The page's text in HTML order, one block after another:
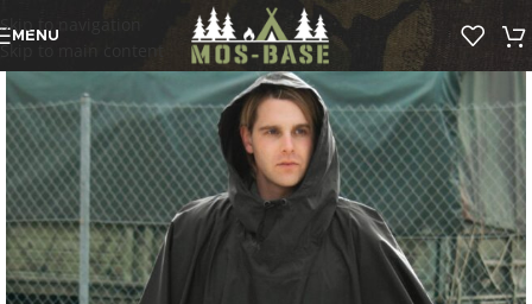
Skip to navigation
Skip to main content
MENU